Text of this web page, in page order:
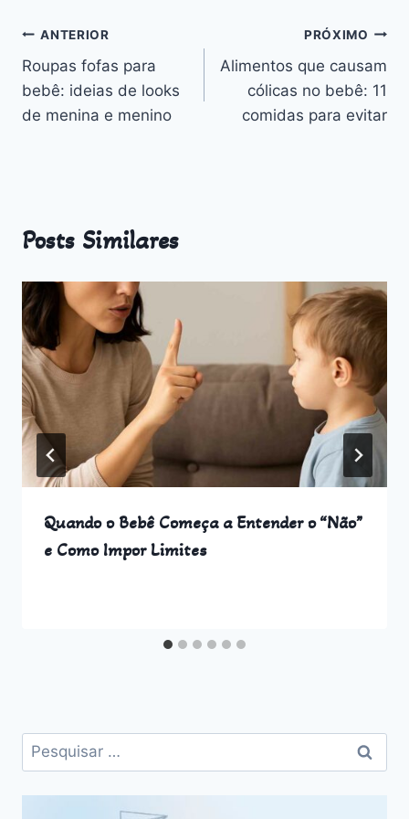
Navegação
de
Post
ANTERIOR
Roupas fofas para
bebê: ideias de looks
de menina e menino
PRÓXIMO
Alimentos que causam
cólicas no bebê: 11
comidas para evitar
Posts Similares
Quando o Bebê Começa a Entender o “Não”
e Como Impor Limites
Pesquisar
por: